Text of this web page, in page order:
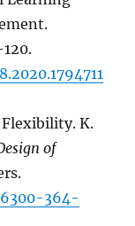
Flexibility. K.
of
364-